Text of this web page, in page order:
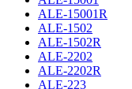
ALE-15001R
ALE-1502
ALE-1502R
ALE-2202
ALE-2202R
ALE-223